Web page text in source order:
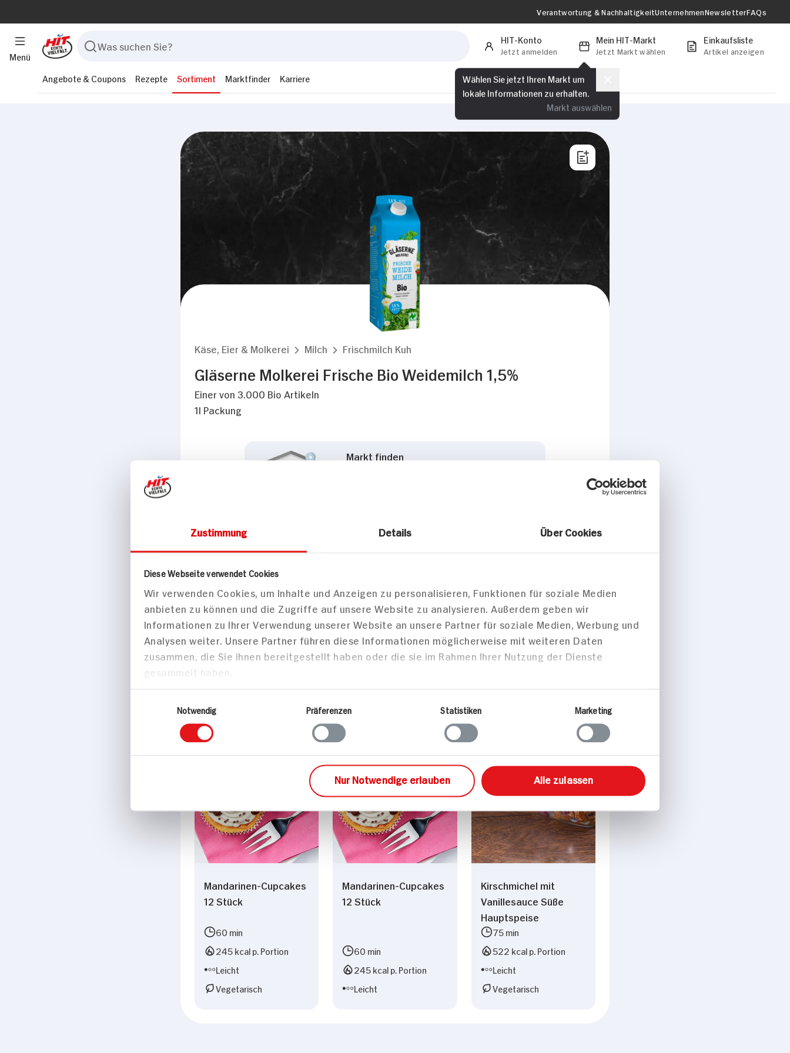
Zustimmung Details Über Cookies
Diese Webseite verwendet Cookies
Wir verwenden Cookies, um Inhalte und Anzeigen zu personalisieren, Funktionen für soziale Medien
anbieten zu können und die Zugriffe auf unsere Website zu analysieren. Außerdem geben wir
Informationen zu Ihrer Verwendung unserer Website an unsere Partner für soziale Medien, Werbung und
Analysen weiter. Unsere Partner führen diese Informationen möglicherweise mit weiteren Daten
zusammen, die Sie ihnen bereitgestellt haben oder die sie im Rahmen Ihrer Nutzung der Dienste
gesammelt haben.
Notwendig
Präferenzen Statistiken Marketing
Nur Notwendige erlauben Alle zulassen
Menü
Verantwortung & NachhaltigkeitUnternehmenNewsletterFAQs
HIT-Konto
Jetzt anmelden
Mein HIT-Markt
Jetzt Markt wählen
Wählen Sie jetzt Ihren Markt um
lokale Informationen zu erhalten.
Markt auswählen
Einkaufsliste
Artikel anzeigen
Angebote & Coupons Rezepte Sortiment Marktfinder Karriere
Käse, Eier & Molkerei Milch Frischmilch Kuh
Gläserne Molkerei Frische Bio Weidemilch 1,5%
Einer von 3.000 Bio Artikeln
1l Packung
Markt finden
Eigenschaften
BIO HIT
Marke
Gläserne Molkerei
Passende Rezepte
Mandarinen-Cupcakes
12 Stück
60 min
245 kcal p. Portion
Leicht
Vegetarisch
Mandarinen-Cupcakes
12 Stück
60 min
245 kcal p. Portion
Leicht
Kirschmichel mit
Vanillesauce Süße
Hauptspeise
75 min
522 kcal p. Portion
Leicht
Vegetarisch